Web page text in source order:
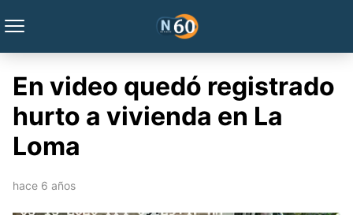
En video quedó registrado
hurto a vivienda en La
Loma
hace 6 años